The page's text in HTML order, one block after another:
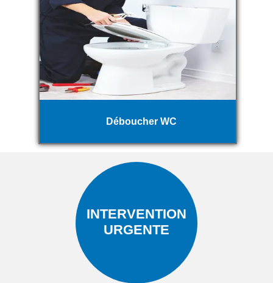
Déboucher WC
INTERVENTION
URGENTE